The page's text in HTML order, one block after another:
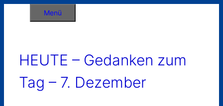
Menü
HEUTE – Gedanken zum
Tag – 7. Dezember